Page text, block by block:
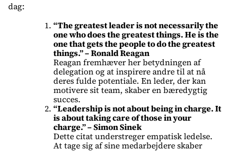
dag:
“The greatest leader is not necessarily the
one who does the greatest things. He is the
one that gets the people to do the greatest
things.” – Ronald Reagan
Reagan fremhæver her betydningen af
delegation og at inspirere andre til at nå
deres fulde potentiale. En leder, der kan
motivere sit team, skaber en bæredygtig
succes.
“Leadership is not about being in charge. It
is about taking care of those in your
charge.” – Simon Sinek
Dette citat understreger empatisk ledelse.
At tage sig af sine medarbejdere skaber